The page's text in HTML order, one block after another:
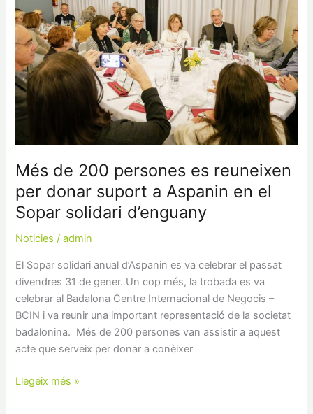
Més de 200 persones es reuneixen
per donar suport a Aspanin en el
Sopar solidari d’enguany
Noticies /admin
El Sopar solidari anual d’Aspanin es va celebrar el passat
divendres 31 de gener. Un cop més, la trobada es va
celebrar al Badalona Centre Internacional de Negocis –
BCIN i va reunir una important representació de la societat
badalonina. Més de 200 persones van assistir a aquest
acte que serveix per donar a conèixer
de
200
persones
es
reuneixen
per
donar
a
en
el
Sopar
d’enguany
Llegeix més »